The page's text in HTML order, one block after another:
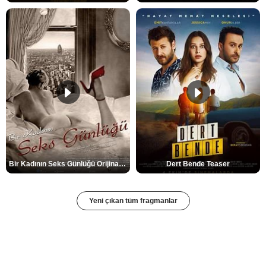
Bir Kadının Seks Günlüğü Orijinal Fragman Dert Bende Teaser
Yeni çıkan tüm fragmanlar